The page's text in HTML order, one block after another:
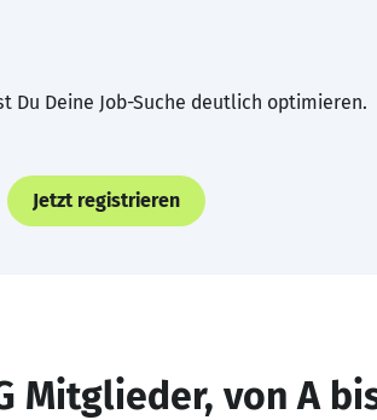
Du Deine Job-Suche deutlich optimieren.
Jetzt registrieren
Mitglieder, von A